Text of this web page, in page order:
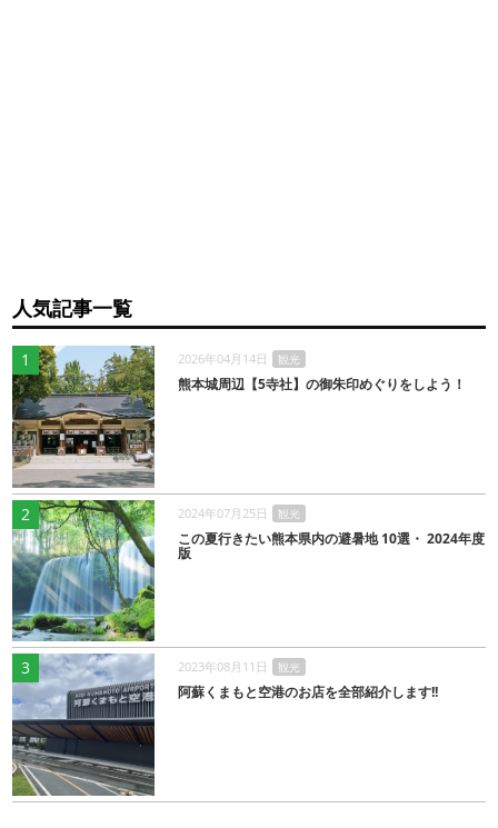
人気記事一覧
1 2026年04月14日 観光
熊本城周辺【5寺社】の御朱印めぐりをしよう！
2 2024年07月25日 観光
この夏行きたい熊本県内の避暑地 10選・ 2024年度
版
3 2023年08月11日 観光
阿蘇くまもと空港のお店を全部紹介します!!